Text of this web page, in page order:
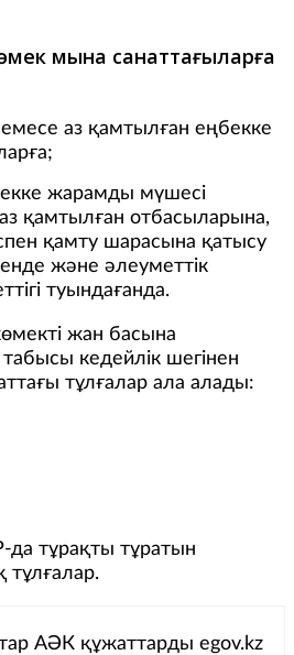
мына санаттағыларға
аз қамтылған еңбекке
жарамды мүшесі
қамтылған отбасыларына,
қамту шарасына қатысу
және әлеуметтік
туындағанда.
жан басына
кедейлік шегінен
тұлғалар ала алады:
да тұрақты тұратын
тұлғалар.
АӘК құжаттарды egov.kz